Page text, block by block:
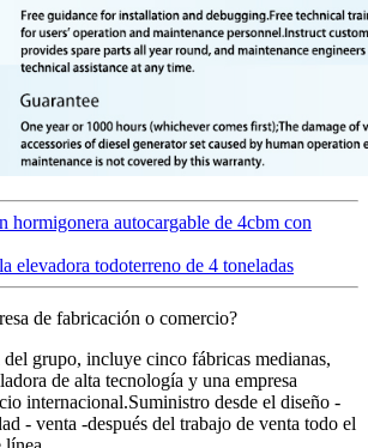
hormigonera autocargable de 4cbm con
elevadora todoterreno de 4 toneladas
de fabricación o comercio?
del grupo, incluye cinco fábricas medianas,
de alta tecnología y una empresa
internacional.Suministro desde el diseño -
- venta -después del trabajo de venta todo el